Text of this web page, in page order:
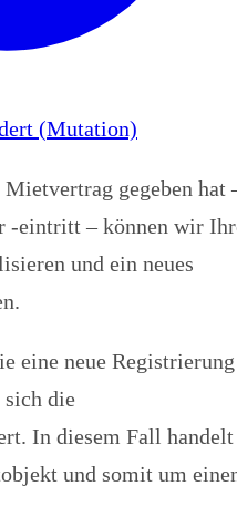
(Mutation)
Mietvertrag gegeben hat
-eintritt – können wir
und ein neues
eine neue Registrierung
sich die
In diesem Fall handelt
und somit um